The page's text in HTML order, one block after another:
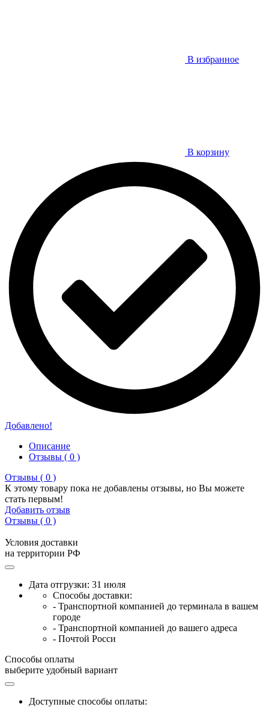
В избранное
В корзину
Добавлено!
Описание
Отзывы ( 0 )
Отзывы ( 0 )
К этому товару пока не добавлены отзывы, но Вы можете
стать первым!
Добавить отзыв
Отзывы ( 0 )
Условия доставки
на территории РФ
Дата отгрузки: 31 июля
Способы доставки:
- Транспортной компанией до терминала в вашем
городе
- Транспортной компанией до вашего адреса
- Почтой Росси
Способы оплаты
выберите удобный вариант
Доступные способы оплаты: